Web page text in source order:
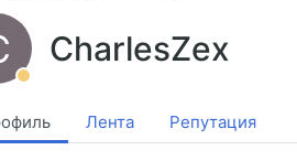
CharlesZex
Лента Репутация